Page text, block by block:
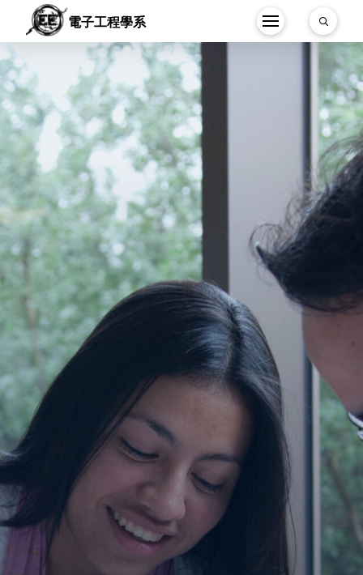
電子工程學系